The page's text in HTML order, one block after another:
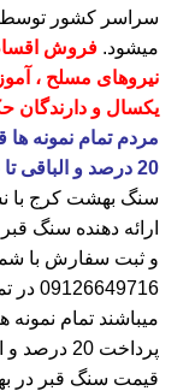
سراسر کشور توسط
میشود. فروش
نیروهای مسلح ،
یکسال و دارندگان
مردم تمام نمونه
20 درصد و الباقی تا 6 ماه قابل اقساط هستند.
سنگ بهشت کرج با
ارائه دهنده سنگ
و ثبت سفارش با
09126649716 در
میباشند تمام
پرداخت 20 درصد و الباقی تا 6 ماه قابل اقساط هستند.
قیمت سنگ قبر در